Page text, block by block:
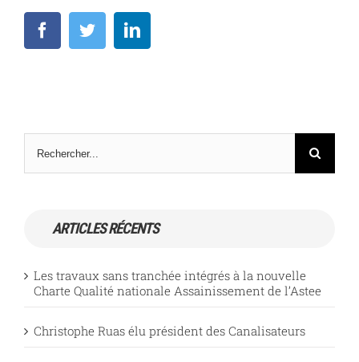
FacebookTwitterLinkedIn
ARTICLES RÉCENTS
Les travaux sans tranchée intégrés à la nouvelle
Charte Qualité nationale Assainissement de l’Astee
Christophe Ruas élu président des Canalisateurs